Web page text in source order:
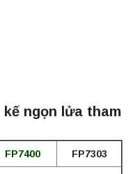
kế ngọn lửa tham
FP7400 FP7303